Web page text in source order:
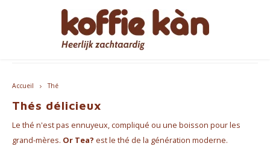
Hoofdmenu / café
Café - En Grains & Moulu
Capsules et dosettes de café
Hoofdmenu / thé
Thé
Chai
Hoofdmenu / mugs
Gobelets à emporter
Tasses à café et à thé
Hoofdmenu / accessoires
Machines à café
Produits d'entretien Jura
Hoofdmenu / cadeaux
pour ELLE
pour LUI
Hoofdmenu
Nederlands
English
Livraison gratuite à partir de €60 - B/NL
Accueil Thé
Thés délicieux
Le thé n'est pas ennuyeux, compliqué ou une boisson pour les
grand-mères. Or Tea? est le thé de la génération moderne.